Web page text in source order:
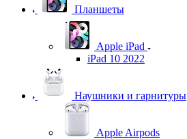
Планшеты
Apple iPad
iPad 10 2022
Наушники и гарнитуры
Apple Airpods